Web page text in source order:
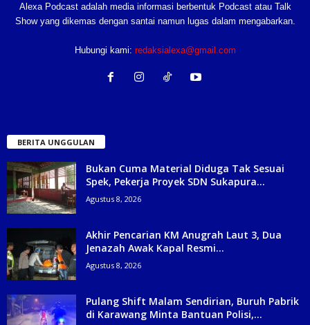
Alexa Podcast adalah media informasi berbentuk Podcast atau Talk
Show yang dikemas dengan santai namun lugas dalam mengabarkan.
Hubungi kami: redaksialexa@gmail.com
BERITA UNGGULAN
Bukan Cuma Material Diduga Tak Sesuai
Spek, Pekerja Proyek SDN Sukapura...
Agustus 8, 2026
Akhir Pencarian KM Anugrah Laut 3, Dua
Jenazah Awak Kapal Resmi...
Agustus 8, 2026
Pulang Shift Malam Sendirian, Buruh Pabrik
di Karawang Minta Bantuan Polisi,...